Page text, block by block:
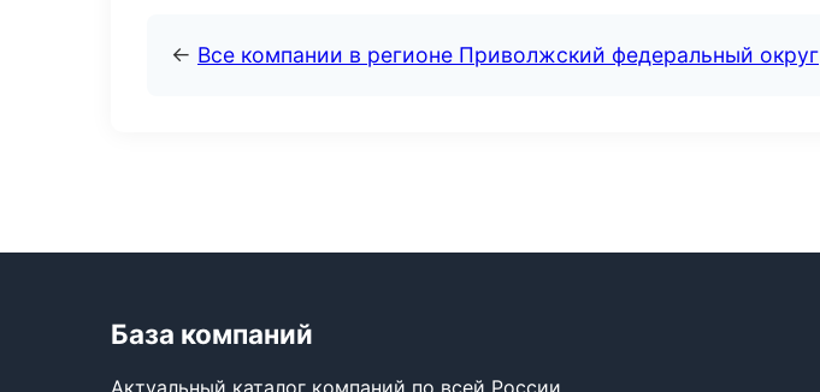
← Все компании в регионе Приволжский федеральный округ
База компаний
Актуальный каталог компаний по всей России